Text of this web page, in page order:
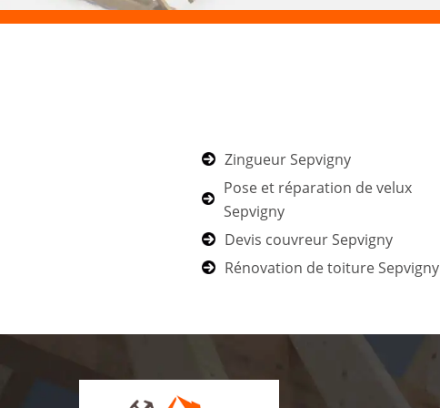
Zingueur Sepvigny
Pose et réparation de velux
Sepvigny
Devis couvreur Sepvigny
Rénovation de toiture Sepvigny